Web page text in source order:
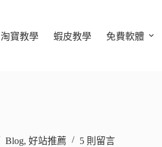
淘寶教學 蝦皮教學 免費軟體
Blog, 好站推薦 5 則留言